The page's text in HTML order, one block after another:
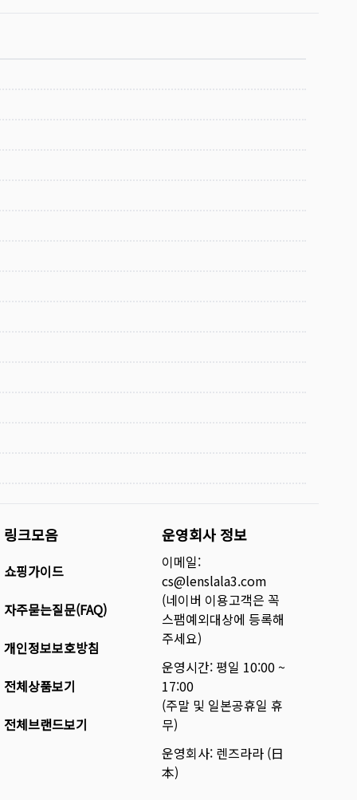
링크모음
쇼핑가이드
자주묻는질문(FAQ)
개인정보보호방침
전체상품보기
전체브랜드보기
운영회사 정보
이메일:
cs@lenslala3.com
(네이버 이용고객은 꼭
스팸예외대상에 등록해
주세요)
운영시간: 평일 10:00 ~
17:00
(주말 및 일본공휴일 휴
무)
운영회사: 렌즈라라 (日
本)